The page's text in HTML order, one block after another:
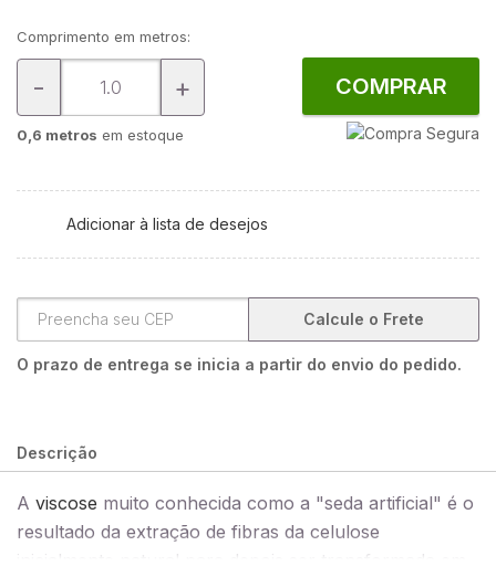
Comprimento em metros:
- +
0,6 metros em estoque
COMPRAR
Adicionar à lista de desejos
Calcule o Frete
O prazo de entrega se inicia a partir do envio do pedido.
Descrição
A viscose muito conhecida como a "seda artificial" é o
resultado da extração de fibras da celulose
inicialmente natural para depois ser transformada em